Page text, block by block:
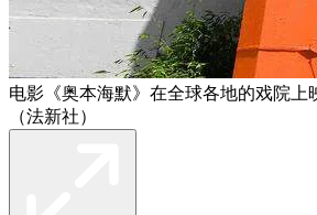
电影《奥本海默》在全球各地的戏院上
（法新社）